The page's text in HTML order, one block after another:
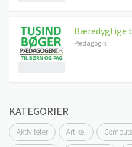
Bæredygtige
Pædagogik
KATEGORIER
Aktiviteter Artikel